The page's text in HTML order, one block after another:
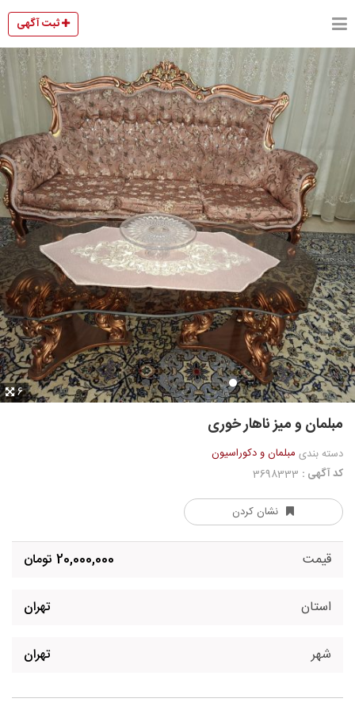
ثبت آگهی
6
مبلمان و میز ناهار خوری
دسته بندی مبلمان و دکوراسیون
کد آگهی :
نشان کردن
قیمت 20,000,000 تومان
استان تهران
شهر تهران